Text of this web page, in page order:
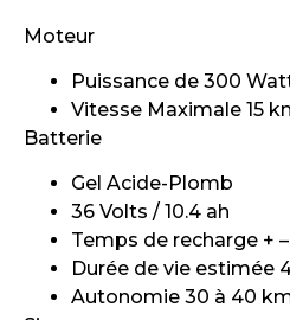
Moteur
Puissance de 300
Vitesse Maximale 15
Batterie
Gel Acide-Plomb
36 Volts / 10.4 ah
Temps de recharge +
Durée de vie estimée
Autonomie 30 à 40